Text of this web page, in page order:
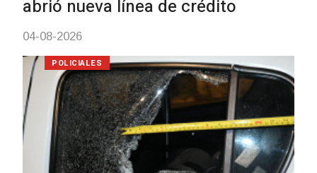
03-08-2026